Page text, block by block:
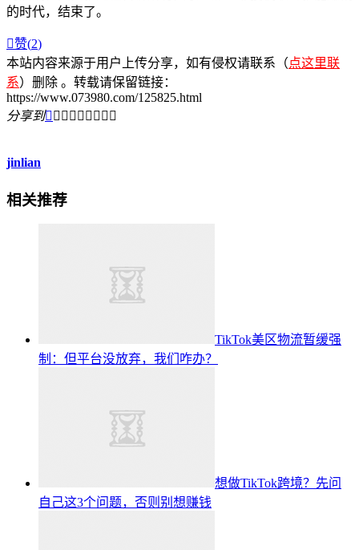
的时代，结束了。
赞(2)
本站内容来源于用户上传分享，如有侵权请联系（点这里联
系）删除 。转载请保留链接：
https://www.073980.com/125825.html
分享到        
jinlian
相关推荐
TikTok美区物流暂缓强
制：但平台没放弃，我们咋办？
想做TikTok跨境？先问
自己这3个问题，否则别想赚钱